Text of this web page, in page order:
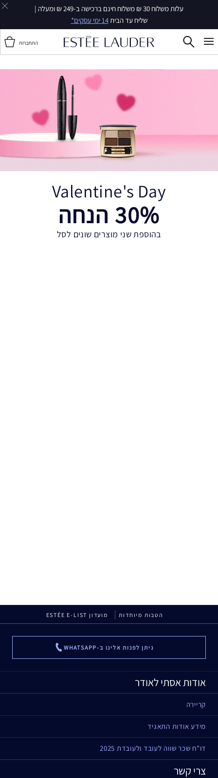
עלות משלוח 30 ₪ משלוח חינם ברכישה ב-249 ₪ ומעלה |
שליח עד הבית14 ימי עסקים*
התחברות
Valentine's Day
30% הנחה
בהוספת שני מוצרים שונים לסל
הטבות מיוחדות מועדון ESTÉE E-LIST
ניתן לפנות אלינו ב-WHATSAPP ...
אודות אסתי לאודר
קריירה
מידע אודות התאגיד
דו"ח שכר שווה לעובד ולעובדת 2025
צרי קשר